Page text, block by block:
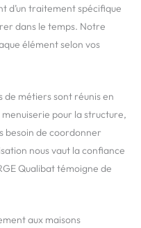
d’un traitement spécifique
dans le temps. Notre
élément selon vos
de métiers sont réunis en
pour la structure,
besoin de coordonner
nous vaut la confiance
Qualibat témoigne de
aux maisons